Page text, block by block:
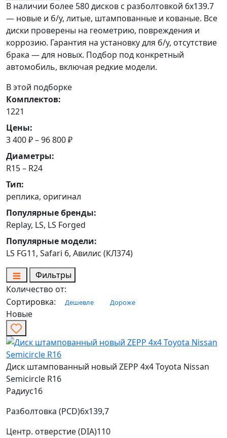
В наличии более 580 дисков с разболтовкой 6x139.7
— новые и б/у, литые, штампованные и кованые. Все
диски проверены на геометрию, повреждения и
коррозию. Гарантия на установку для б/у, отсутствие
брака — для новых. Подбор под конкретный
автомобиль, включая редкие модели.
В этой подборке
Комплектов:
1221
Цены:
3 400 ₽ – 96 800 ₽
Диаметры:
R15 – R24
Тип:
реплика, оригинал
Популярные бренды:
Replay, LS, LS Forged
Популярные модели:
LS FG11, Safari 6, Авилис (КЛ374)
Фильтры
Количество от:
Сортировка:
Дешевле Дороже
Новые
Диск штампованный новый ZEPP 4х4 Toyota Nissan
Semicircle R16
Радиус16
Разболтовка (PCD)6x139,7
Центр. отверстие (DIA)110